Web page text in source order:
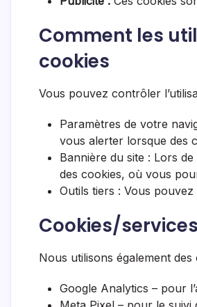
Comment les
cookies
Vous pouvez contrôler
Paramètres de votre
vous alerter lorsque des
Bannière du site : Lors
des cookies, où vous
Outils tiers : Vous
Cookies/
Nous utilisons également
Google Analytics – pour